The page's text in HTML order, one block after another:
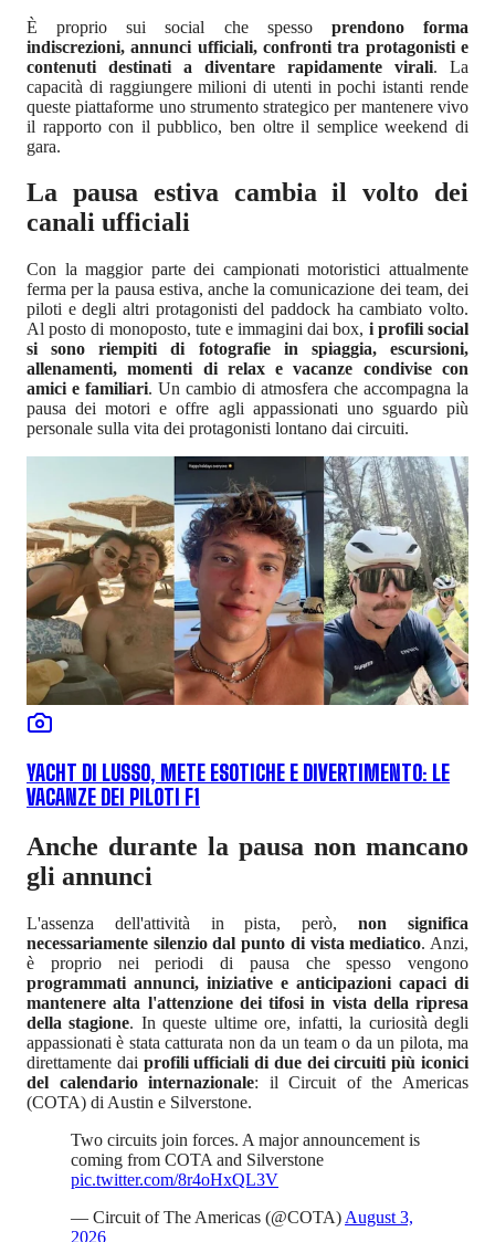
È proprio sui social che spesso prendono forma
indiscrezioni, annunci ufficiali, confronti tra protagonisti e
contenuti destinati a diventare rapidamente virali. La
capacità di raggiungere milioni di utenti in pochi istanti rende
queste piattaforme uno strumento strategico per mantenere vivo
il rapporto con il pubblico, ben oltre il semplice weekend di
gara.
La pausa estiva cambia il volto dei
canali ufficiali
Con la maggior parte dei campionati motoristici attualmente
ferma per la pausa estiva, anche la comunicazione dei team, dei
piloti e degli altri protagonisti del paddock ha cambiato volto.
Al posto di monoposto, tute e immagini dai box, i profili social
si sono riempiti di fotografie in spiaggia, escursioni,
allenamenti, momenti di relax e vacanze condivise con
amici e familiari. Un cambio di atmosfera che accompagna la
pausa dei motori e offre agli appassionati uno sguardo più
personale sulla vita dei protagonisti lontano dai circuiti.
YACHT DI LUSSO, METE ESOTICHE E DIVERTIMENTO: LE
VACANZE DEI PILOTI F1
Anche durante la pausa non mancano
gli annunci
L'assenza dell'attività in pista, però,non significa
necessariamente silenzio dal punto di vista mediatico. Anzi,
è proprio nei periodi di pausa che spesso vengono
programmati annunci, iniziative e anticipazioni capaci di
mantenere alta l'attenzione dei tifosi in vista della ripresa
della stagione. In queste ultime ore, infatti, la curiosità degli
appassionati è stata catturata non da un team o da un pilota, ma
direttamente dai profili ufficiali di due dei circuiti più iconici
del calendario internazionale: il Circuit of the Americas
(COTA) di Austin e Silverstone.
Two circuits join forces. A major announcement is
coming from COTA and Silverstone
pic.twitter.com/8r4oHxQL3V
— Circuit of The Americas (@COTA) August 3,
2026